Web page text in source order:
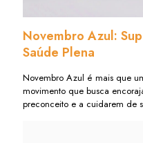
Novembro Azul:
Saúde Plena
Novembro Azul é mais que
movimento que busca
preconceito e a cuidarem de